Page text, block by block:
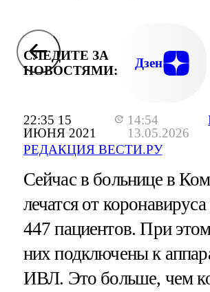
22:35 15
ИЮНЯ 2021
14:54
13.05.2026
РЕДАКЦИЯ ВЕСТИ.РУ
СЛЕДИТЕ ЗА
НОВОСТЯМИ:
Дзен
Сейчас в больнице в
лечатся от
447 пациентов. При
них подключены к
ИВЛ. Это больше, чем